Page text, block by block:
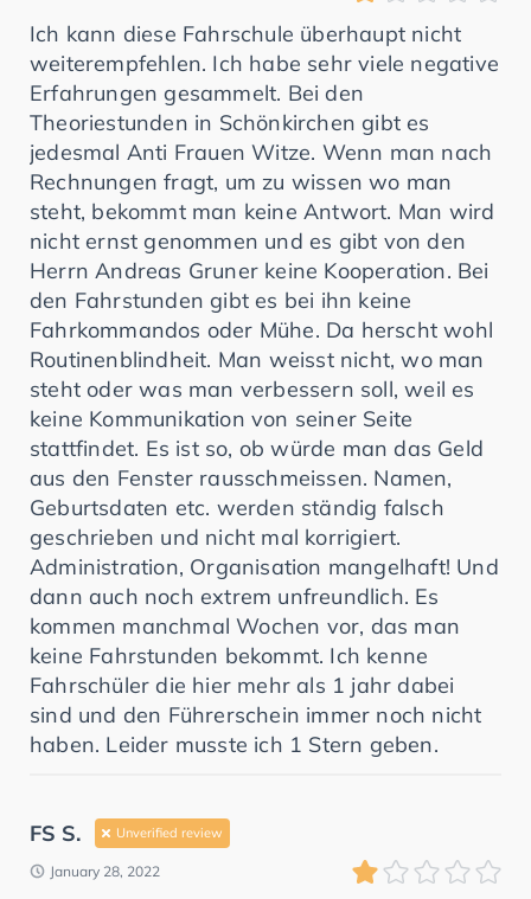
Ich kann diese Fahrschule überhaupt nicht
weiterempfehlen. Ich habe sehr viele negative
Erfahrungen gesammelt. Bei den
Theoriestunden in Schönkirchen gibt es
jedesmal Anti Frauen Witze. Wenn man nach
Rechnungen fragt, um zu wissen wo man
steht, bekommt man keine Antwort. Man wird
nicht ernst genommen und es gibt von den
Herrn Andreas Gruner keine Kooperation. Bei
den Fahrstunden gibt es bei ihn keine
Fahrkommandos oder Mühe. Da herscht wohl
Routinenblindheit. Man weisst nicht, wo man
steht oder was man verbessern soll, weil es
keine Kommunikation von seiner Seite
stattfindet. Es ist so, ob würde man das Geld
aus den Fenster rausschmeissen. Namen,
Geburtsdaten etc. werden ständig falsch
geschrieben und nicht mal korrigiert.
Administration, Organisation mangelhaft! Und
dann auch noch extrem unfreundlich. Es
kommen manchmal Wochen vor, das man
keine Fahrstunden bekommt. Ich kenne
Fahrschüler die hier mehr als 1 jahr dabei
sind und den Führerschein immer noch nicht
haben. Leider musste ich 1 Stern geben.
FS S. Unverified review
January 28, 2022